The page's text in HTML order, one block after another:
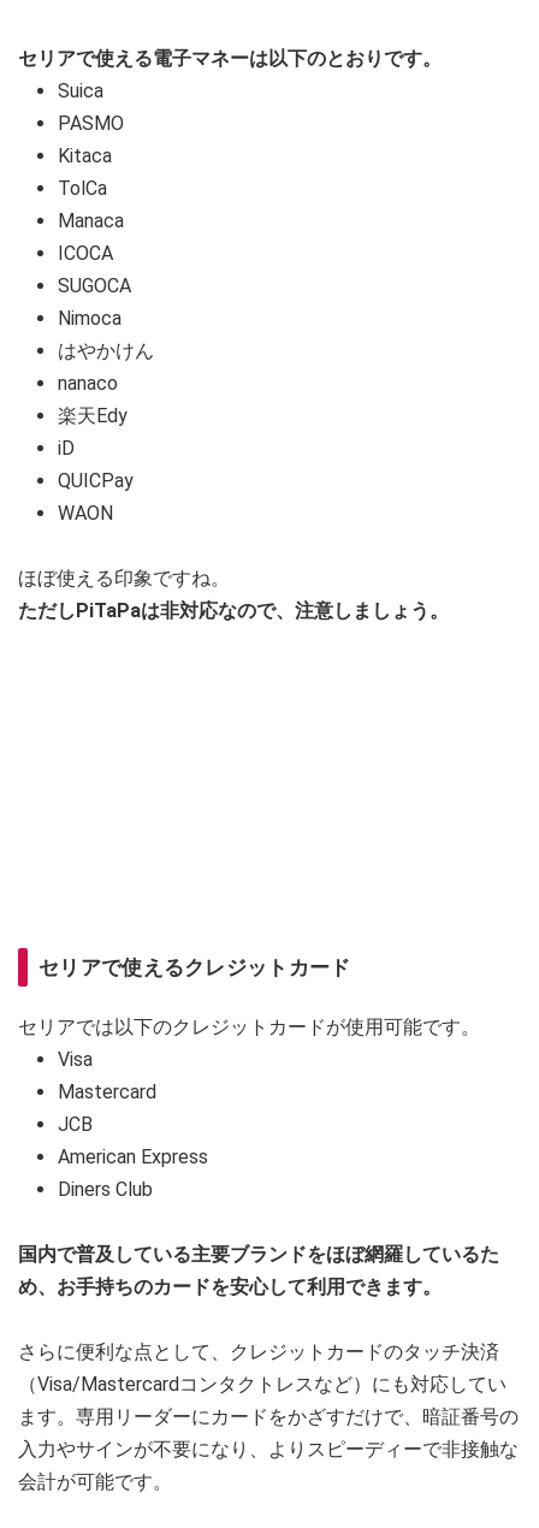
セリアで使える電子マネーは以下のとおりです。
Suica
PASMO
Kitaca
TolCa
Manaca
ICOCA
SUGOCA
Nimoca
はやかけん
nanaco
楽天Edy
iD
QUICPay
WAON
ほぼ使える印象ですね。
ただしPiTaPaは非対応なので、注意しましょう。
セリアで使えるクレジットカード
セリアでは以下のクレジットカードが使用可能です。
Visa
Mastercard
JCB
American Express
Diners Club
国内で普及している主要ブランドをほぼ網羅しているた
め、お手持ちのカードを安心して利用できます。
さらに便利な点として、クレジットカードのタッチ決済
（Visa/Mastercardコンタクトレスなど）にも対応してい
ます。専用リーダーにカードをかざすだけで、暗証番号の
入力やサインが不要になり、よりスピーディーで非接触な
会計が可能です。